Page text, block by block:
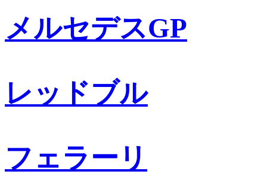
メルセデスGP
レッドブル
フェラーリ